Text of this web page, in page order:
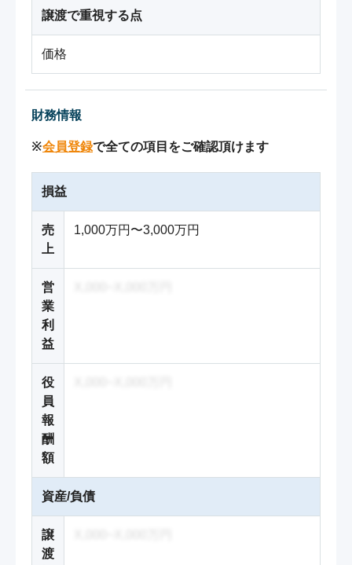
譲渡で重視する点
価格
財務情報
※会員登録で全ての項目をご確認頂けます
損益
売
上
1,000万円〜3,000万円
営
業
利
益
役
員
報
酬
額
資産/負債
譲
渡